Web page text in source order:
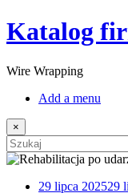
Katalog
Wire Wrapping
Add a menu
×
29 lipca 202529